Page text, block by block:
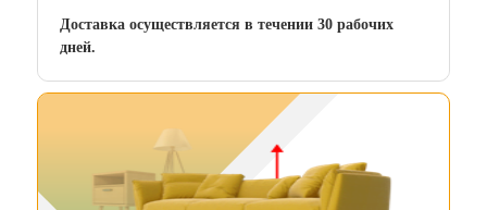
Доставка осуществляется в течении 30 рабочих
дней.